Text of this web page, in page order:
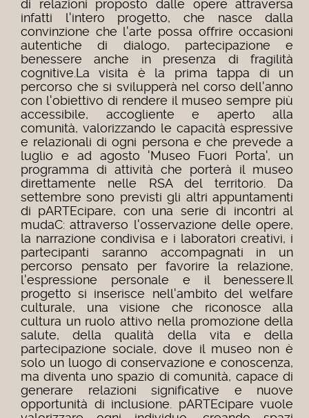
di relazioni proposto dalle opere attraversa
infatti l'intero progetto, che nasce dalla
convinzione che l'arte possa offrire occasioni
autentiche di dialogo, partecipazione e
benessere anche in presenza di fragilità
cognitive. La visita è la prima tappa di un
percorso che si svilupperà nel corso dell'anno
con l'obiettivo di rendere il museo sempre più
accessibile, accogliente e aperto alla
comunità, valorizzando le capacità espressive
e relazionali di ogni persona e che prevede a
luglio e ad agosto 'Museo Fuori Porta', un
programma di attività che porterà il museo
direttamente nelle RSA del territorio. Da
settembre sono previsti gli altri appuntamenti
di pARTEcipare, con una serie di incontri al
mudaC: attraverso l'osservazione delle opere,
la narrazione condivisa e i laboratori creativi, i
partecipanti saranno accompagnati in un
percorso pensato per favorire la relazione,
l'espressione personale e il benessere.Il
progetto si inserisce nell'ambito del welfare
culturale, una visione che riconosce alla
cultura un ruolo attivo nella promozione della
salute, della qualità della vita e della
partecipazione sociale, dove il museo non è
solo un luogo di conservazione e conoscenza,
ma diventa uno spazio di comunità, capace di
generare relazioni significative e nuove
opportunità di inclusione. pARTEcipare vuole